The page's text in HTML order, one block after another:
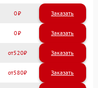
0 Заказать
0 Заказать
520
580